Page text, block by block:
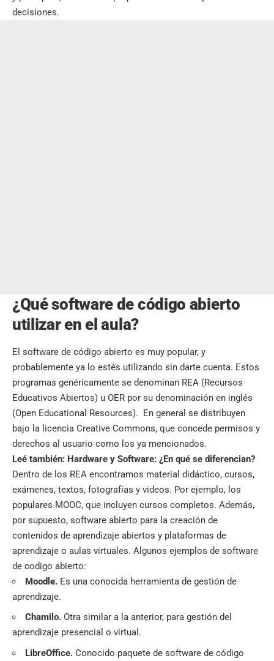
decisiones.
¿Qué software de código abierto
utilizar en el aula?
El software de código abierto es muy popular, y
probablemente ya lo estés utilizando sin darte cuenta. Estos
programas genéricamente se denominan REA (Recursos
Educativos Abiertos) u OER por su denominación en inglés
(Open Educational Resources). En general se distribuyen
bajo la licencia Creative Commons, que concede permisos y
derechos al usuario como los ya mencionados.
Leé también: Hardware y Software: ¿En qué se diferencian?
Dentro de los REA encontramos material didáctico, cursos,
exámenes, textos, fotografías y videos. Por ejemplo, los
populares MOOC, que incluyen cursos completos. Además,
por supuesto, software abierto para la creación de
contenidos de aprendizaje abiertos y plataformas de
aprendizaje o aulas virtuales. Algunos ejemplos de software
de codigo abierto:
Moodle. Es una conocida herramienta de gestión de
aprendizaje.
Chamilo. Otra similar a la anterior, para gestión del
aprendizaje presencial o virtual.
LibreOffice. Conocido paquete de software de código